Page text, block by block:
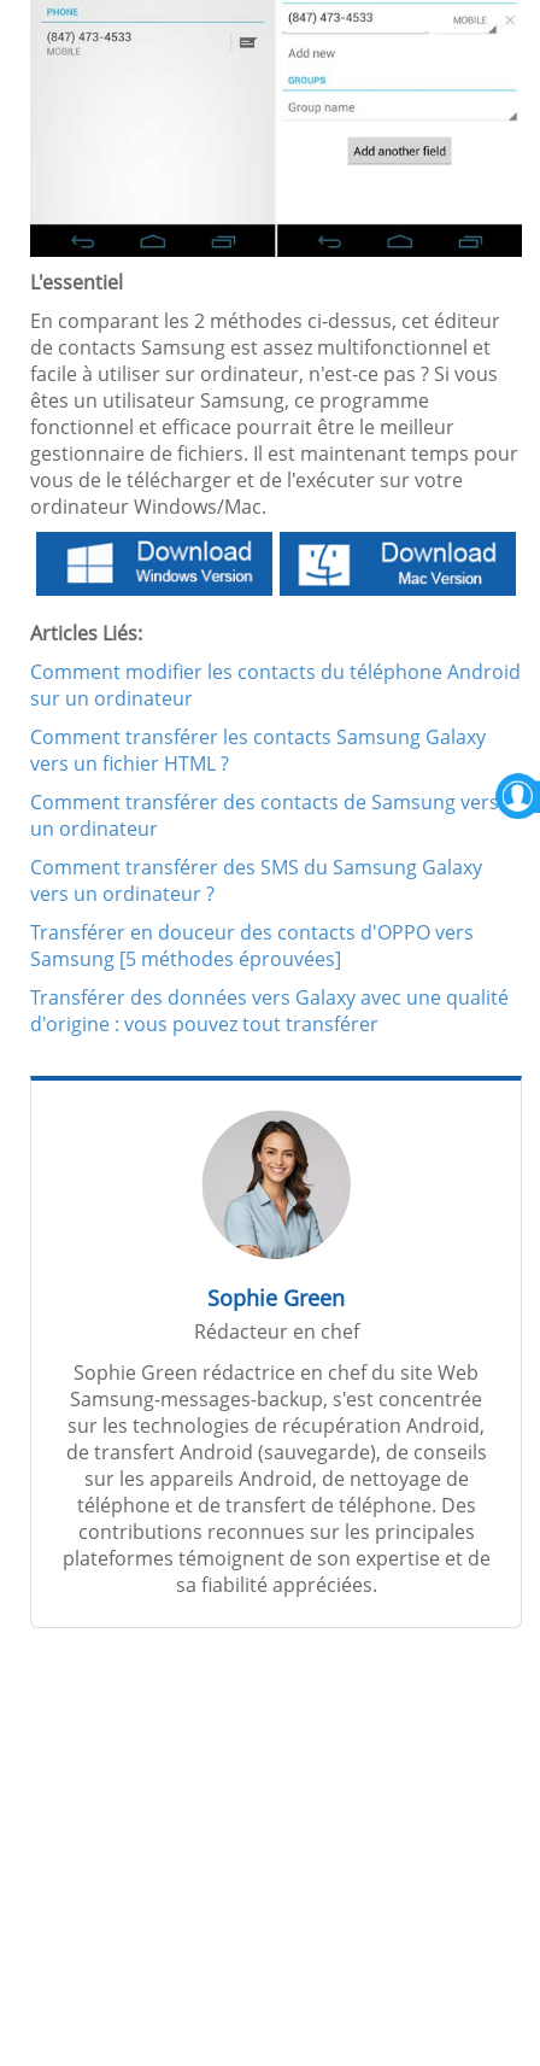
L'essentiel
En comparant les 2 méthodes ci-dessus, cet éditeur
de contacts Samsung est assez multifonctionnel et
facile à utiliser sur ordinateur, n'est-ce pas ? Si vous
êtes un utilisateur Samsung, ce programme
fonctionnel et efficace pourrait être le meilleur
gestionnaire de fichiers. Il est maintenant temps pour
vous de le télécharger et de l'exécuter sur votre
ordinateur Windows/Mac.
Articles Liés:
Comment modifier les contacts du téléphone Android
sur un ordinateur
Comment transférer les contacts Samsung Galaxy
vers un fichier HTML ?
Comment transférer des contacts de Samsung vers
un ordinateur
Comment transférer des SMS du Samsung Galaxy
vers un ordinateur ?
Transférer en douceur des contacts d'OPPO vers
Samsung [5 méthodes éprouvées]
Transférer des données vers Galaxy avec une qualité
d'origine : vous pouvez tout transférer
Sophie Green
Rédacteur en chef
Sophie Green rédactrice en chef du site Web
Samsung-messages-backup, s'est concentrée
sur les technologies de récupération Android,
de transfert Android (sauvegarde), de conseils
sur les appareils Android, de nettoyage de
téléphone et de transfert de téléphone. Des
contributions reconnues sur les principales
plateformes témoignent de son expertise et de
sa fiabilité appréciées.